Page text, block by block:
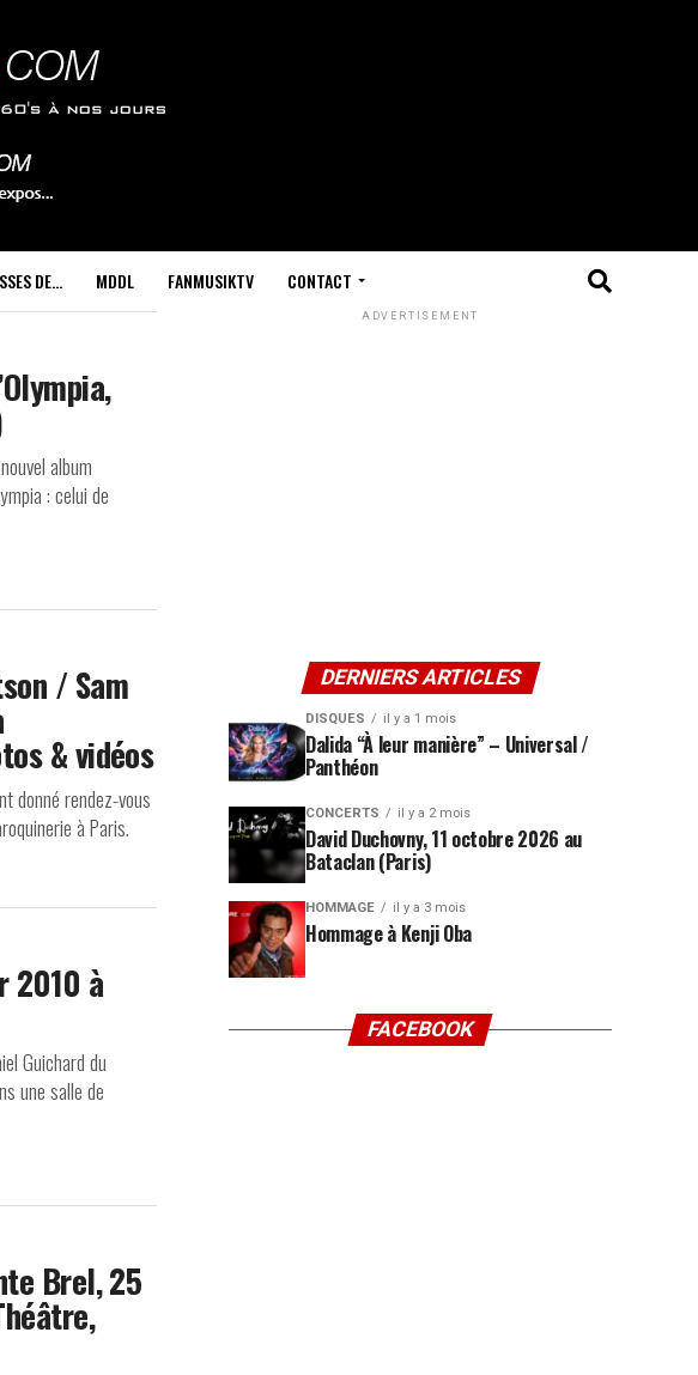
DE… MDDL FANMUSIKTV CONTACT
album
: celui de
/ Sam
& vidéos
donné rendez-vous
à Paris.
2010 à
Guichard du
une salle de
Brel, 25
ADVERTISEMENT
DERNIERS ARTICLES
DISQUES il y a 1 mois
Dalida “À leur manière” – Universal /
Panthéon
CONCERTS il y a 2 mois
David Duchovny, 11 octobre 2026 au
Bataclan (Paris)
HOMMAGE il y a 3 mois
Hommage à Kenji Oba
FACEBOOK